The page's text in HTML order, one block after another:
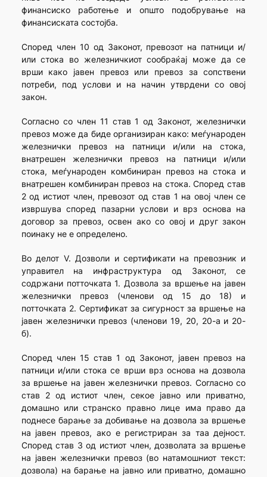
финансиско работење и општо подобрување на
финансиската состојба.
Според член 10 од Законот, превозот на патници и/
или стока во железничкиот сообраќај може да се
врши како јавен превоз или превоз за сопствени
потреби, под услови и на начин утврдени со овој
закон.
Согласно со член 11 став 1 од Законот, железнички
превоз може да биде организиран како: меѓународен
железнички превоз на патници и/или на стока,
внатрешен железнички превоз на патници и/или
стока, меѓународен комбиниран превоз на стока и
внатрешен комбиниран превоз на стока. Според став
2 од истиот член, превозот од став 1 на овој член се
извршува според пазарни услови и врз основа на
договор за превоз, освен ако со овој и друг закон
поинаку не е определено.
Во делот V. Дозволи и сертификати на превозник и
управител на инфраструктура од Законот, се
содржани потточката 1. Дозвола за вршење на јавен
железнички превоз (членови од 15 до 18) и
потточката 2. Сертификат за сигурност за вршење на
јавен железнички превоз (членови 19, 20, 20-а и 20-
б).
Според член 15 став 1 од Законот, јавен превоз на
патници и/или стока се врши врз основа на дозвола
за вршење на јавен железнички превоз. Согласно со
став 2 од истиот член, секое јавно или приватно,
домашно или странско правно лице има право да
поднесе барање за добивање на дозвола за вршење
на јавен превоз, ако е регистриран за таа дејност.
Според став 3 од истиот член, дозволата за вршење
на јавен железнички превоз (во натамошниот текст:
дозвола) на барање на јавно или приватно, домашно